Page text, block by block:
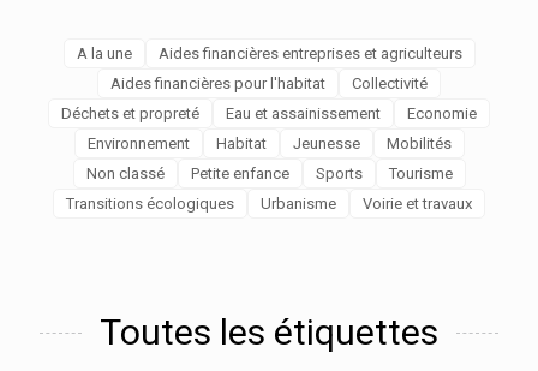
A la une
Aides financières entreprises et agriculteurs
Aides financières pour l'habitat
Collectivité
Déchets et propreté
Eau et assainissement
Economie
Environnement
Habitat Jeunesse
Mobilités
Non classé
Petite enfance Sports
Tourisme
Transitions écologiques
Urbanisme Voirie et travaux
Toutes les étiquettes